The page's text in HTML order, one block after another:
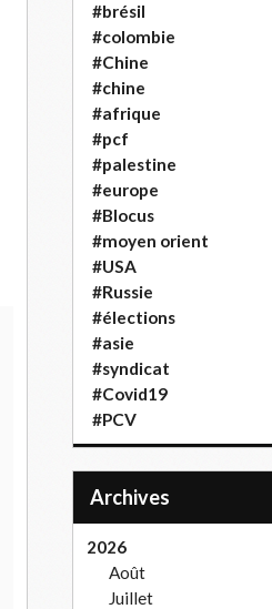
#brésil
#colombie
#Chine
#chine
#afrique
#pcf
#palestine
#europe
#Blocus
#moyen orient
#USA
#Russie
#élections
#asie
#syndicat
#Covid19
#PCV
Archives
2026
Août
Juillet